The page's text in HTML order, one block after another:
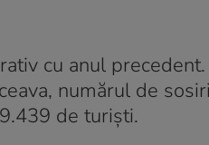
cu anul precedent.
numărul de
de turiști.